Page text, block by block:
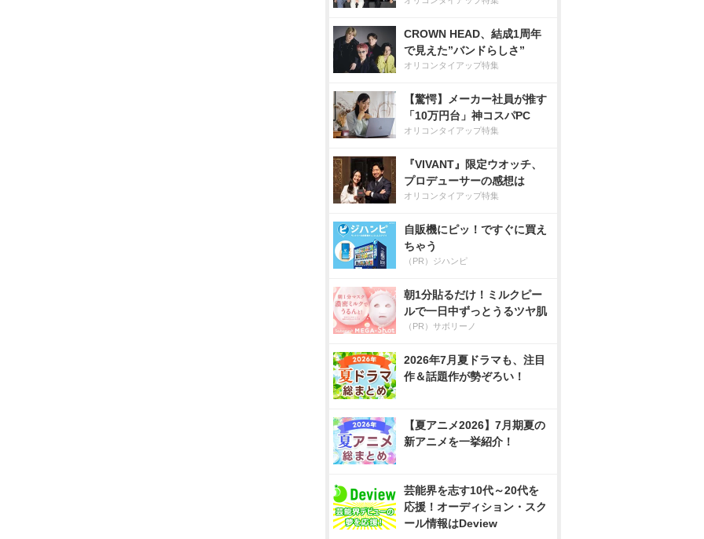
CROWN HEAD、結成1周年
で見えた”バンドらしさ”
オリコンタイアップ特集
【驚愕】メーカー社員が推す
「10万円台」神コスパPC
オリコンタイアップ特集
『VIVANT』限定ウオッチ、
プロデューサーの感想は
オリコンタイアップ特集
自販機にピッ！ですぐに買え
ちゃう
（PR）ジハンピ
朝1分貼るだけ！ミルクピー
ルで一日中ずっとうるツヤ肌
（PR）サボリーノ
2026年7月夏ドラマも、注目
作＆話題作が勢ぞろい！
【夏アニメ2026】7月期夏の
新アニメを一挙紹介！
芸能界を志す10代～20代を
応援！オーディション・スク
ール情報はDeview